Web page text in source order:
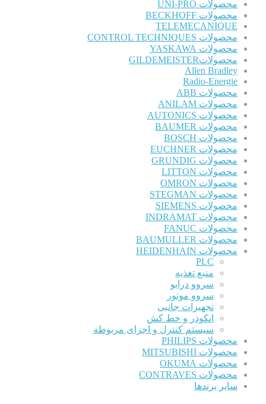
محصولات UNI-PRO
محصولات BECKHOFF
TELEMECANIQUE
محصولات CONTROL TECHNIQUES
محصولات YASKAWA
محصولاتGILDEMEISTER
Allen Bradley
Radio-Energie
محصولات ABB
محصولات ANILAM
محصولات AUTONICS
محصولات BAUMER
محصولات BOSCH
محصولات EUCHNER
محصولات GRUNDIG
محصولات LITTON
محصولات OMRON
محصولات STEGMAN
محصولات SIEMENS
محصولات INDRAMAT
محصولات FANUC
محصولات BAUMULLER
محصولات HEIDENHAIN
PLC
منبع تغذیه
سروو درایو
سروو موتور
تجهیزات جانبی
انکودر و خط کش
سیستم کنترل و اجزای مربوطه
محصولات PHILIPS
محصولات MITSUBISHI
محصولات OKUMA
محصولات CONTRAVES
سایر برندها